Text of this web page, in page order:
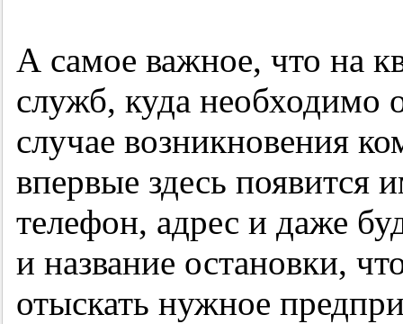
А самое важное, что на
служб, куда необходимо
случае возникновения
впервые здесь появится
телефон, адрес и даже
и название остановки,
отыскать нужное